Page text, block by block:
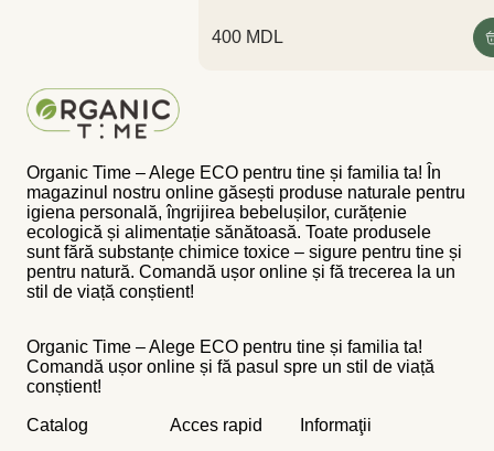
400 MDL
Organic Time – Alege ECO pentru tine și familia ta! În
magazinul nostru online găsești produse naturale pentru
igiena personală, îngrijirea bebelușilor, curățenie
ecologică și alimentație sănătoasă. Toate produsele
sunt fără substanțe chimice toxice – sigure pentru tine și
pentru natură. Comandă ușor online și fă trecerea la un
stil de viață conștient!
Organic Time – Alege ECO pentru tine și familia ta!
Comandă ușor online și fă pasul spre un stil de viață
conștient!
Catalog
Acces rapid
Informaţii